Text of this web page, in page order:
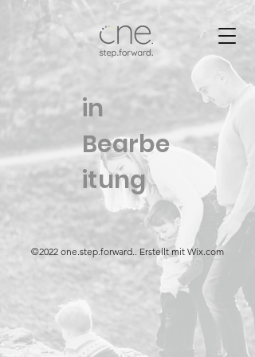
in
Bearbe
itung
©2022 one.step.forward.. Erstellt mit Wix.com